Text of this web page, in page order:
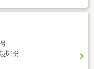
歩1分